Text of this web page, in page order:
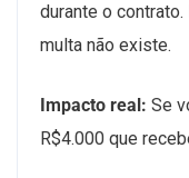
durante o
multa não existe.
Impacto real: Se
R$4.000 que